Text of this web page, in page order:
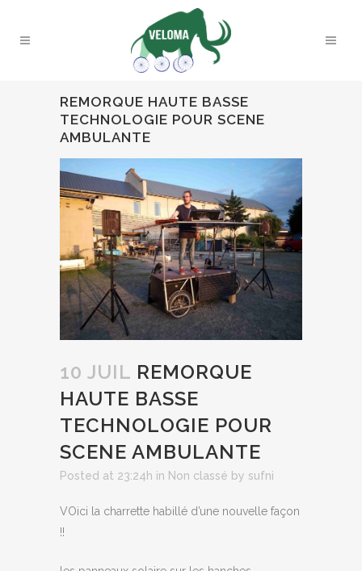
REMORQUE HAUTE BASSE
TECHNOLOGIE POUR SCENE
AMBULANTE
10 JUIL REMORQUE
HAUTE BASSE
TECHNOLOGIE POUR
SCENE AMBULANTE
Posted at 23:24h in Non classé by sufni
VOici la charrette habillé d’une nouvelle façon
!!